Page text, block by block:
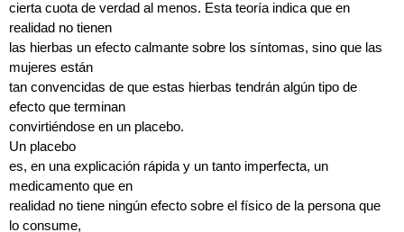
cierta cuota de verdad al menos. Esta teoría indica que en
realidad no tienen
las hierbas un efecto calmante sobre los síntomas, sino que las
mujeres están
tan convencidas de que estas hierbas tendrán algún tipo de
efecto que terminan
convirtiéndose en un placebo.
Un placebo
es, en una explicación rápida y un tanto imperfecta, un
medicamento que en
realidad no tiene ningún efecto sobre el físico de la persona que
lo consume,